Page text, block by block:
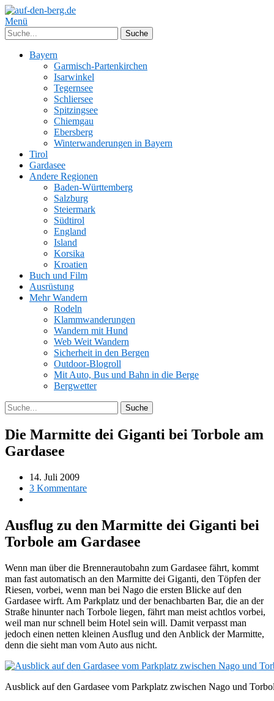
Menü
Bayern
Garmisch-Partenkirchen
Isarwinkel
Tegernsee
Schliersee
Spitzingsee
Chiemgau
Ebersberg
Winterwanderungen in Bayern
Tirol
Gardasee
Andere Regionen
Baden-Württemberg
Salzburg
Steiermark
Südtirol
England
Island
Korsika
Kroatien
Buch und Film
Ausrüstung
Mehr Wandern
Rodeln
Klammwanderungen
Wandern mit Hund
Web Weit Wandern
Sicherheit in den Bergen
Outdoor-Blogroll
Mit Auto, Bus und Bahn in die Berge
Bergwetter
Die Marmitte dei Giganti bei Torbole am
Gardasee
14. Juli 2009
3 Kommentare
Ausflug zu den Marmitte dei Giganti bei
Torbole am Gardasee
Wenn man über die Brennerautobahn zum Gardasee fährt, kommt
man fast automatisch an den Marmitte dei Giganti, den Töpfen der
Riesen, vorbei, wenn man bei Nago die ersten Blicke auf den
Gardasee wirft. Am Parkplatz und der benachbarten Bar, die an der
Straße hinunter nach Torbole liegen, fährt man meist achtlos vorbei,
weil man nur schnell beim Hotel sein will. Damit verpasst man
jedoch einen netten kleinen Ausflug und den Anblick der Marmitte,
denn die sieht man vom Auto aus nicht.
Ausblick auf den Gardasee vom Parkplatz zwischen Nago und